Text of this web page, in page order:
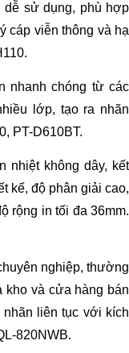
dễ sử dụng, phù hợp
cáp viễn thông và hạ
nhanh chóng từ các
lớp, tạo ra nhãn
PT-D610BT.
nhiệt không dây, kết
kế, độ phân giải cao,
rộng in tối đa 36mm.
nghiệp, thường
kho và cửa hàng bán
liên tục với kích
820NWB.